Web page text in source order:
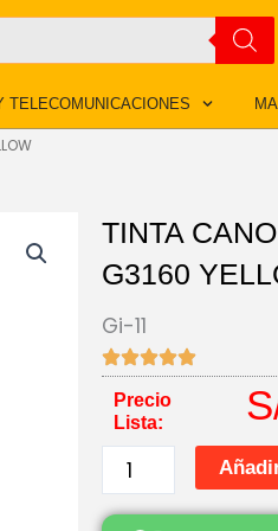
TELECOMUNICACIONES
TINTA
G3160
Gi-11
Precio
Lista:
TINTA
CANON